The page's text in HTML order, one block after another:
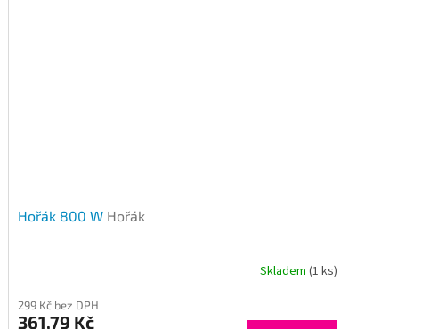
Hořák 800 W Hořák
Skladem (1 ks)
299 Kč bez DPH
361,79 Kč